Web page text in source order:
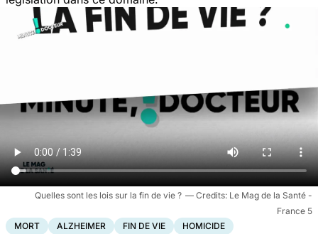
Quelles sont les lois sur la fin de vie ?
Le Mag de la Santé -
France 5
MORT
ALZHEIMER FIN DE VIE HOMICIDE